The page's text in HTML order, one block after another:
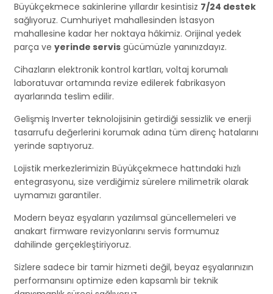
Büyükçekmece sakinlerine yıllardır kesintisiz 7/24 destek
sağlıyoruz. Cumhuriyet mahallesinden İstasyon
mahallesine kadar her noktaya hâkimiz. Orijinal yedek
parça ve yerinde servis gücümüzle yanınızdayız.
Cihazların elektronik kontrol kartları, voltaj korumalı
laboratuvar ortamında revize edilerek fabrikasyon
ayarlarında teslim edilir.
Gelişmiş Inverter teknolojisinin getirdiği sessizlik ve enerji
tasarrufu değerlerini korumak adına tüm direnç hatalarını
yerinde saptıyoruz.
Lojistik merkezlerimizin Büyükçekmece hattındaki hızlı
entegrasyonu, size verdiğimiz sürelere milimetrik olarak
uymamızı garantiler.
Modern beyaz eşyaların yazılımsal güncellemeleri ve
anakart firmware revizyonlarını servis formumuz
dahilinde gerçekleştiriyoruz.
Sizlere sadece bir tamir hizmeti değil, beyaz eşyalarınızın
performansını optimize eden kapsamlı bir teknik